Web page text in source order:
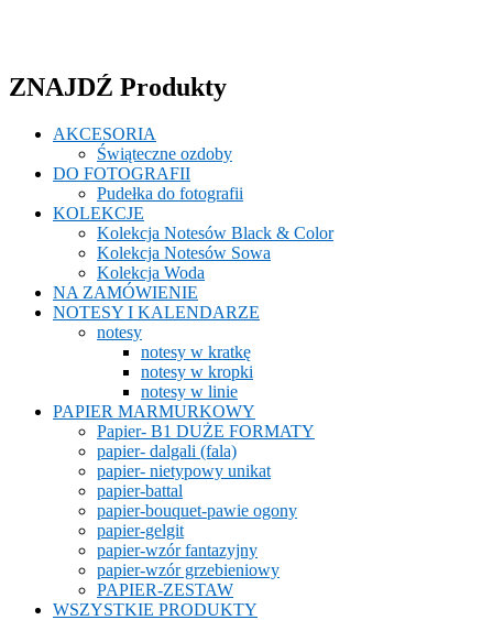
ZNAJDŹ Produkty
AKCESORIA
Świąteczne ozdoby
DO FOTOGRAFII
Pudełka do fotografii
KOLEKCJE
Kolekcja Notesów Black & Color
Kolekcja Notesów Sowa
Kolekcja Woda
NA ZAMÓWIENIE
NOTESY I KALENDARZE
notesy
notesy w kratkę
notesy w kropki
notesy w linie
PAPIER MARMURKOWY
Papier- B1 DUŻE FORMATY
papier- dalgali (fala)
papier- nietypowy unikat
papier-battal
papier-bouquet-pawie ogony
papier-gelgit
papier-wzór fantazyjny
papier-wzór grzebieniowy
PAPIER-ZESTAW
WSZYSTKIE PRODUKTY